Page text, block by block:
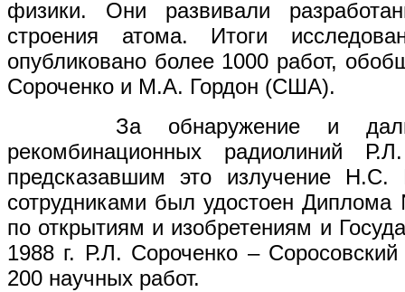
физики. Они развивали
строения атома. Итоги
опубликовано более 1000 работ,
Сороченко и М.А. Гордон (США).
За обнаружение и
рекомбинационных радиолиний
предсказавшим это излучение
сотрудниками был удостоен
по открытиям и изобретениям и
1988 г. Р.Л. Сороченко –
200 научных работ.